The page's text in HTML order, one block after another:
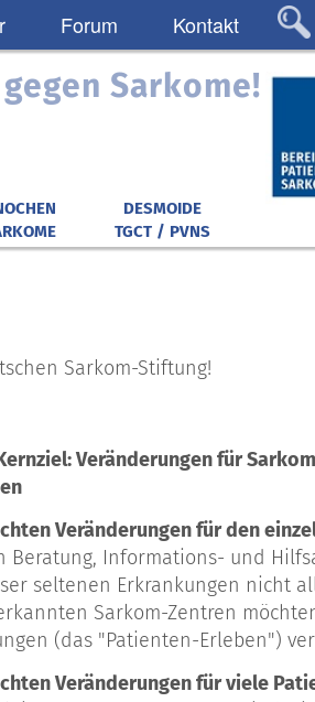
Forum Kontakt
Sarkome!
DESMOIDE
TGCT / PVNS
Sarkom-Stiftung!
Veränderungen für
Veränderungen für den
Beratung, Informations- und
seltenen Erkrankungen nicht
Sarkom-Zentren
(das "Patienten-Erleben")
Veränderungen für viele